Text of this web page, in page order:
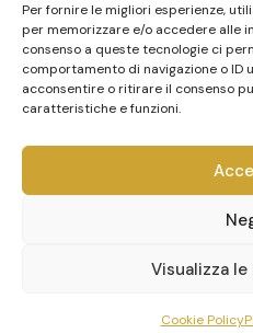
Per fornire le migliori esperienze,
per memorizzare e/o accedere alle
consenso a queste tecnologie ci
comportamento di navigazione o ID
acconsentire o ritirare il consenso
caratteristiche e funzioni.
Visualizza
Cookie Policy
© 2023 I Presepi di
diritti riservati.